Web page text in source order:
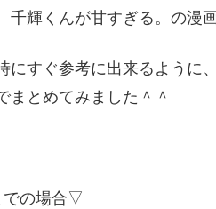
千輝くんが甘すぎる。の漫
にすぐ参考に出来るように、
まとめてみました＾＾
の場合▽